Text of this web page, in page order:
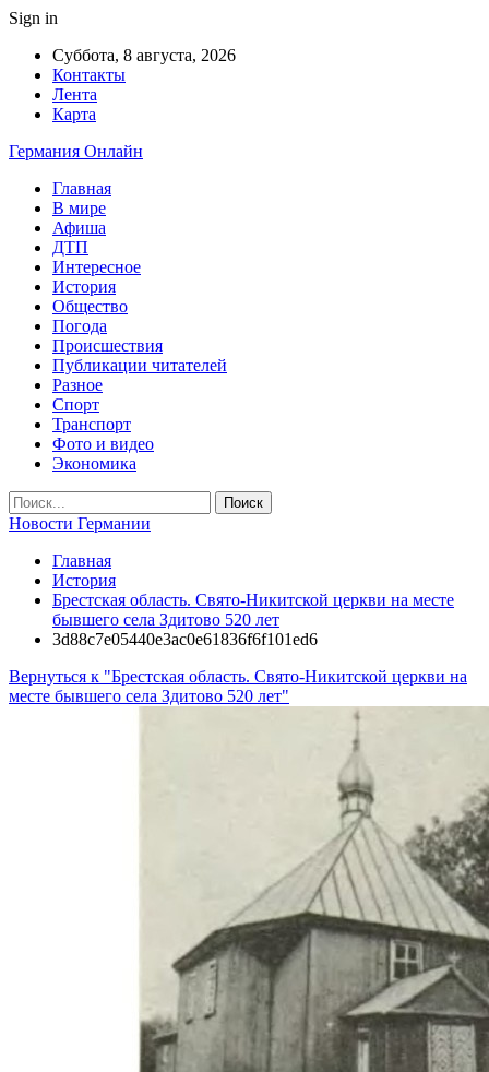
Sign in
Суббота, 8 августа, 2026
Контакты
Лента
Карта
Германия Онлайн
Главная
В мире
Афиша
ДТП
Интересное
История
Общество
Погода
Происшествия
Публикации читателей
Разное
Спорт
Транспорт
Фото и видео
Экономика
Новости Германии
Главная
История
Брестская область. Свято-Никитской церкви на месте
бывшего села Здитово 520 лет
3d88c7e05440e3ac0e61836f6f101ed6
Вернуться к "Брестская область. Свято-Никитской церкви на
месте бывшего села Здитово 520 лет"